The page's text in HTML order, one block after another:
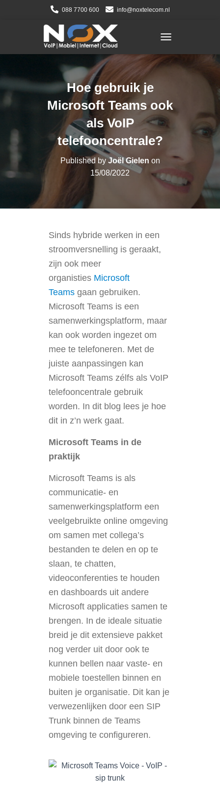
088 7700 600 info@noxtelecom.nl
Hoe gebruik je
Microsoft Teams ook
als VoIP
telefooncentrale?
Published byJoël Gielen on
15/08/2022
Sinds hybride werken in een
stroomversnelling is geraakt,
zijn ook meer
organisties Microsoft
Teams gaan gebruiken.
Microsoft Teams is een
samenwerkingsplatform, maar
kan ook worden ingezet om
mee te telefoneren. Met de
juiste aanpassingen kan
Microsoft Teams zélfs als VoIP
telefooncentrale gebruik
worden. In dit blog lees je hoe
dit in z’n werk gaat.
Microsoft Teams in de
praktijk
Microsoft Teams is als
communicatie- en
samenwerkingsplatform een
veelgebruikte online omgeving
om samen met collega’s
bestanden te delen en op te
slaan, te chatten,
videoconferenties te houden
en dashboards uit andere
Microsoft applicaties samen te
brengen. In de ideale situatie
breid je dit extensieve pakket
nog verder uit door ook te
kunnen bellen naar vaste- en
mobiele toestellen binnen en
buiten je organisatie. Dit kan je
verwezenlijken door een SIP
Trunk binnen de Teams
omgeving te configureren.